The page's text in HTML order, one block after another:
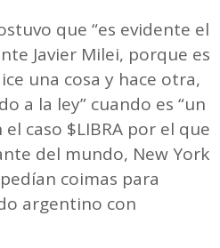
que “es evidente el
Javier Milei, porque es
una cosa y hace otra,
a la ley” cuando es “un
caso $LIBRA por el que
del mundo, New York
coimas para
argentino con